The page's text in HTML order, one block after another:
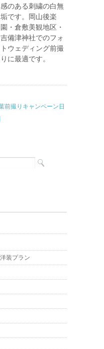
感のある刺繍の白無
垢です。岡山後楽
園・倉敷美観地区・
吉備津神社でのフォ
トウェディング前撮
りに最適です。
前撮りキャンペーン日
装プラン